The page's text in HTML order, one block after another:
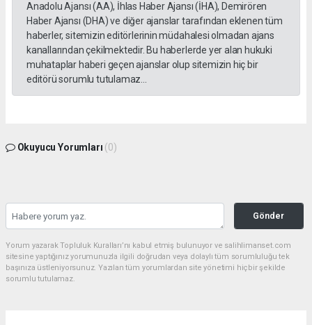
Anadolu Ajansı (AA), İhlas Haber Ajansı (İHA), Demirören
Haber Ajansı (DHA) ve diğer ajanslar tarafından eklenen tüm
haberler, sitemizin editörlerinin müdahalesi olmadan ajans
kanallarından çekilmektedir. Bu haberlerde yer alan hukuki
muhataplar haberi geçen ajanslar olup sitemizin hiç bir
editörü sorumlu tutulamaz...
Okuyucu Yorumları (0)
Gönder
Yorum yazarak Topluluk Kuralları’nı kabul etmiş bulunuyor ve salihlimanset.com
sitesine yaptığınız yorumunuzla ilgili doğrudan veya dolaylı tüm sorumluluğu tek
başınıza üstleniyorsunuz. Yazılan tüm yorumlardan site yönetimi hiçbir şekilde
sorumlu tutulamaz.